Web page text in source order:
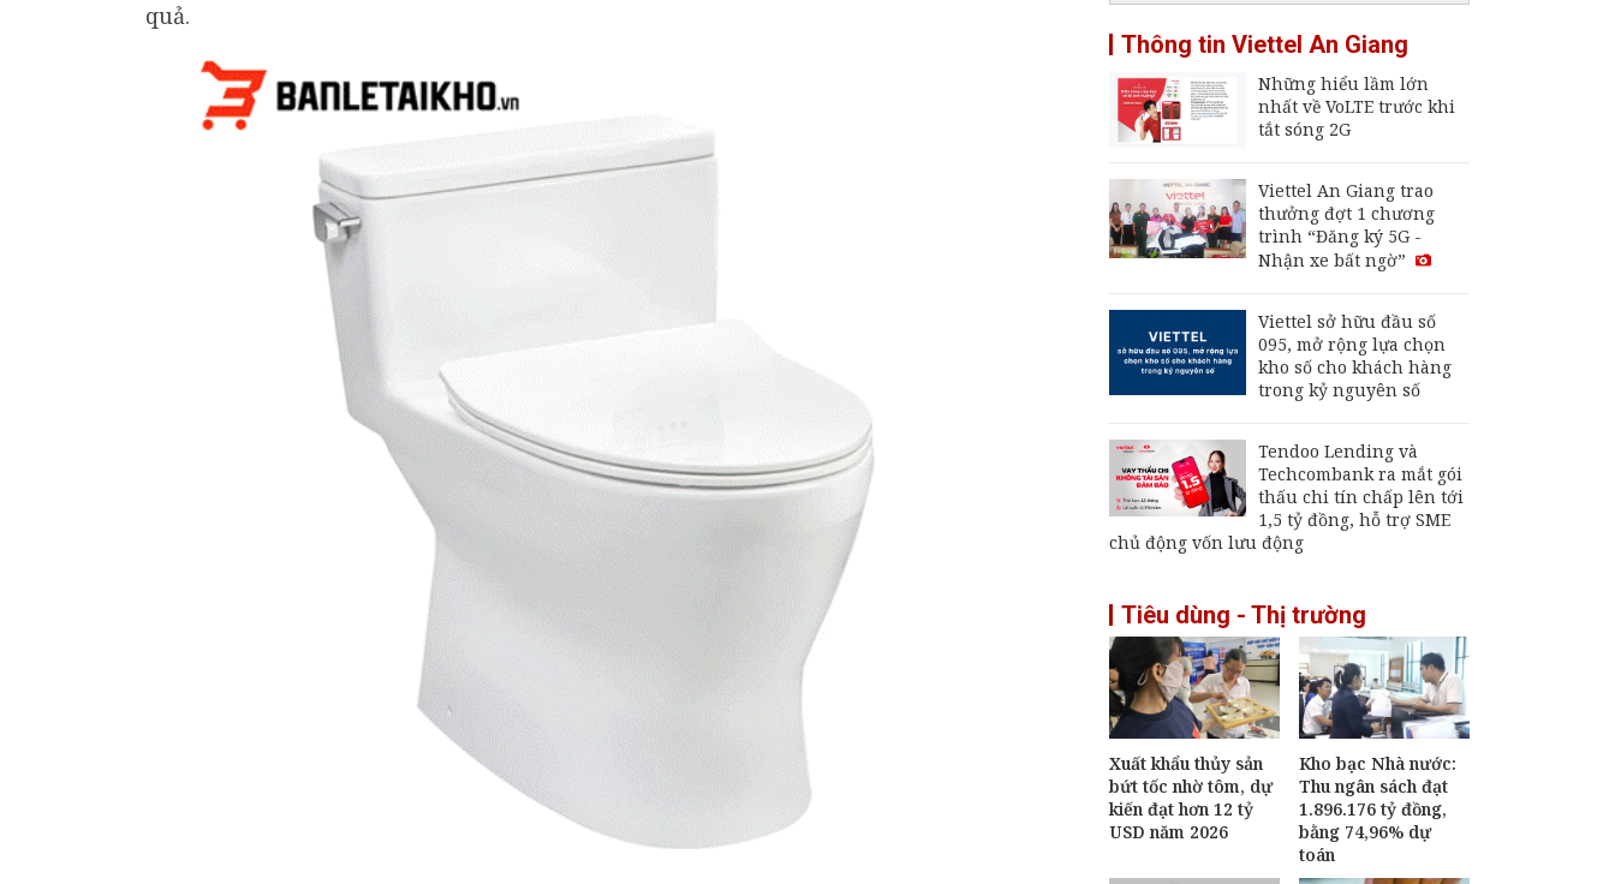
quả.
đóng tàu, phát triển
công nghiệp hàng hải
quốc gia
Thông tin Viettel An Giang
Những hiểu lầm lớn
nhất về VoLTE trước khi
tắt sóng 2G
Viettel An Giang trao
thưởng đợt 1 chương
trình “Đăng ký 5G -
Nhận xe bất ngờ”
Viettel sở hữu đầu số
095, mở rộng lựa chọn
kho số cho khách hàng
trong kỷ nguyên số
Tendoo Lending và
Techcombank ra mắt gói
thấu chi tín chấp lên tới
1,5 tỷ đồng, hỗ trợ SME
chủ động vốn lưu động
Tiêu dùng - Thị trường
Xuất khẩu thủy sản
bứt tốc nhờ tôm, dự
kiến đạt hơn 12 tỷ
USD năm 2026
Kho bạc Nhà nước:
Thu ngân sách đạt
1.896.176 tỷ đồng,
bằng 74,96% dự
toán